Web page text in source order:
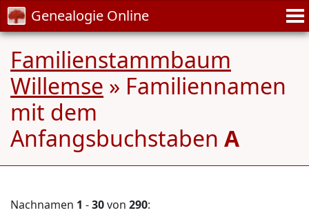
Genealogie Online
Familienstammbaum
Willemse » Familiennamen
mit dem
Anfangsbuchstaben A
Nachnamen 1 -30von 290: